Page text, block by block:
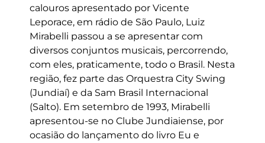
calouros apresentado por Vicente
Leporace, em rádio de São Paulo, Luiz
Mirabelli passou a se apresentar com
diversos conjuntos musicais, percorrendo,
com eles, praticamente, todo o Brasil. Nesta
região, fez parte das Orquestra City Swing
(Jundiaí) e da Sam Brasil Internacional
(Salto). Em setembro de 1993, Mirabelli
apresentou-se no Clube Jundiaiense, por
ocasião do lançamento do livro Eu e